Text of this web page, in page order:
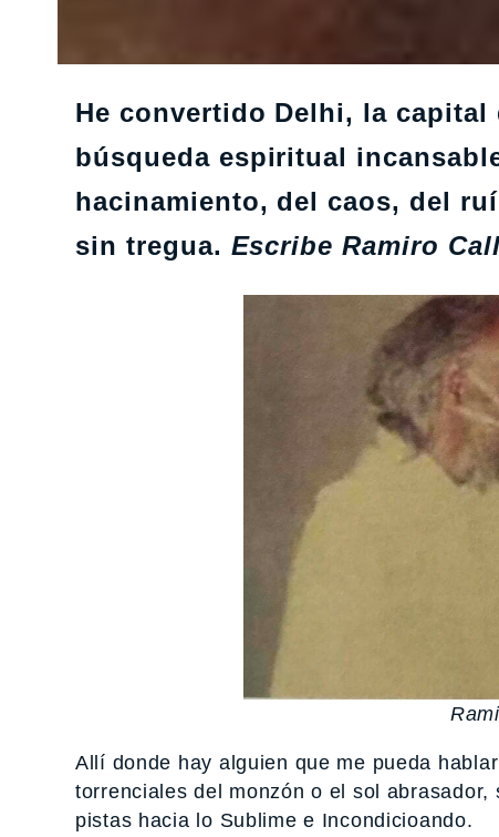
He convertido Delhi, la
búsqueda espiritual
hacinamiento, del caos, del
sin tregua. Escribe Ramiro
Allí donde hay alguien que me pueda
torrenciales del monzón o el sol abrasador,
pistas hacia lo Sublime e Incondicioando.